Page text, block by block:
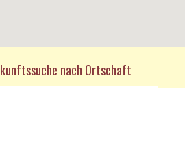
nach Ortschaft